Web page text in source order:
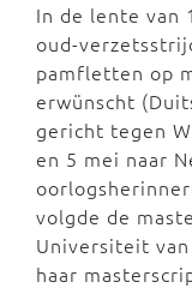
In de lente van
oud-
pamfletten op
erwünscht
gericht tegen
en 5 mei naar
volgde de
Universiteit
haar